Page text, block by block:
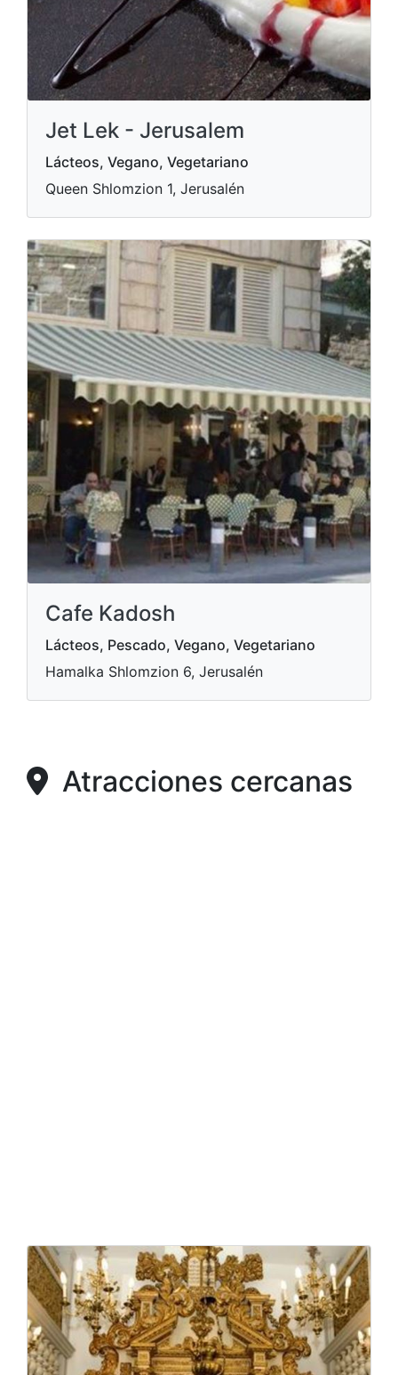
Jet Lek - Jerusalem
Lácteos, Vegano, Vegetariano
Queen Shlomzion 1, Jerusalén
Cafe Kadosh
Lácteos, Pescado, Vegano, Vegetariano
Hamalka Shlomzion 6, Jerusalén
Atracciones cercanas